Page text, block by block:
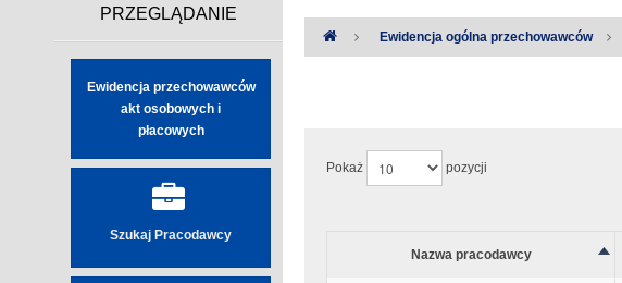
PRZEGLĄDANIE
Ewidencja przechowawców
akt osobowych i
płacowych
Szukaj Pracodawcy
Ewidencja ogólna przechowawców
Pokaż pozycji
Nazwa pracodawcy